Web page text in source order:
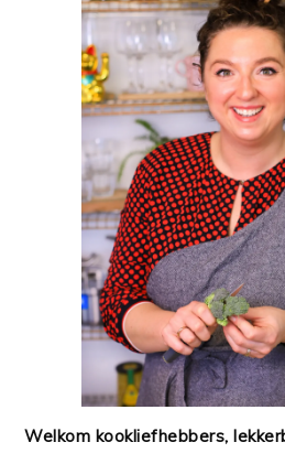
Welkom kookliefhebbers,